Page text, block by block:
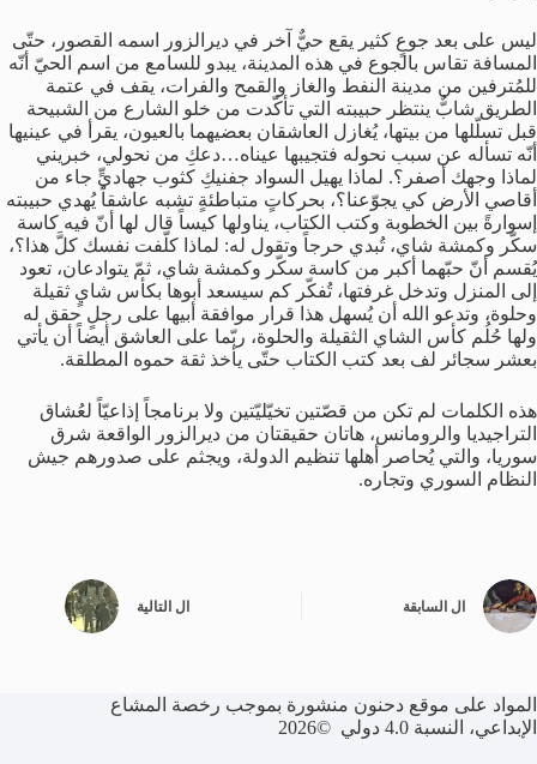
ليس على بعد جوعٍ كثير يقع حيٌّ آخر في ديرالزور اسمه القصور، حتّى
المسافة تقاس بالجوع في هذه المدينة، يبدو للسامع من اسم الحيّ أنّه
للمُترفين من مدينة النفط والغاز والقمح والفرات، يقف في عتمة
الطريق شابٌّ ينتظر حبيبته التي تأكّدت من خلو الشارع من الشبيحة
قبل تسلّلها من بيتها، يُغازل العاشقان بعضيهما بالعيون، يقرأ في عينيها
أنّه تسأله عن سبب نحوله فتجيبها عيناه…دعكِ من نحولي، خبريني
لماذا وجهك أصفر؟. لماذا يهيل السواد جفنيكِ كثوب جهاديٍّ جاء من
أقاصي الأرض كي يجوّعنا؟، بحركاتٍ متباطئةٍ تشبه عاشقاً يُهدي حبيبته
إسوارةً بين الخطوبة وكتب الكتاب، يناولها كيساً قال لها أنّ فيه كاسة
سكّر وكمشة شاي، تُبدي حرجاً وتقول له: لماذا كلّفت نفسك كلَّ هذا؟،
يُقسم
أنّ حبّهما أكبر من كاسة سكّر وكمشة شاي، ثمّ يتوادعان، تعود
إلى المنزل وتدخل غرفتها، تُفكّر كم سيسعد أبوها بكأس شايٍ ثقيلة
وحلوة، وتدعو الله أن يُسهل هذا قرار موافقة أبيها على رجلٍ حقق له
ولها حُلُم كأس الشاي الثقيلة والحلوة، ربّما على العاشق أيضاً أن يأتي
بعشر سجائر لف بعد كتب الكتاب حتّى يأخذ ثقة حموه المطلقة.
هذه الكلمات لم تكن من قصّتين تخيّليّتين ولا برنامجاً إذاعيّاً لعُشاق
التراجيديا والرومانس، هاتان حقيقتان من ديرالزور الواقعة شرق
سوريا، والتي يُحاصر أهلها تنظيم الدولة، ويجثم على صدورهم جيش
النظام السوري وتجاره.
ال السابقة ال التالية
المواد على موقع دحنون منشورة بموجب رخصة المشاع
الإبداعي، النسبة 4.0 دولي ©2026